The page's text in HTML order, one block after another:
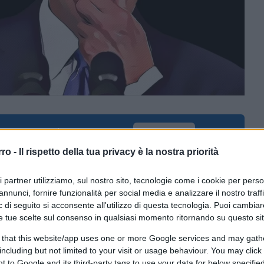
- Il rispetto della tua privacy è la nostra priorità
partner utilizziamo, sul nostro sito, tecnologie come i cookie per
fornire funzionalità per social media e analizzare il nostro
di seguito si acconsente all'utilizzo di questa tecnologia. Puoi
tue scelte sul consenso in qualsiasi momento ritornando su questo
that this website/app uses one or more Google services and may
but not limited to your visit or usage behaviour. You may
su Google CLICCA QUI
in un’udienza a Bogotá
Mancuso ha espresso alla Giurisdizione
all’Udienza Unica della Verità per raccontare
Mancuso è anche cittadino italiano